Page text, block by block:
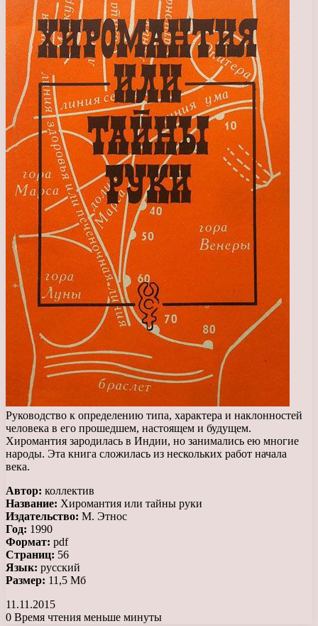
Руководство к определению типа, характера и наклонностей
человека в его прошедшем, настоящем и будущем.
Хиромантия зародилась в Индии, но занимались ею многие
народы. Эта книга сложилась из нескольких работ начала
века.
Автор: коллектив
Название: Хиромантия или тайны руки
Издательство: М. Этнос
Год: 1990
Формат: pdf
Страниц: 56
Язык: русский
Размер: 11,5 Мб
11.11.2015
0 Время чтения меньше минуты